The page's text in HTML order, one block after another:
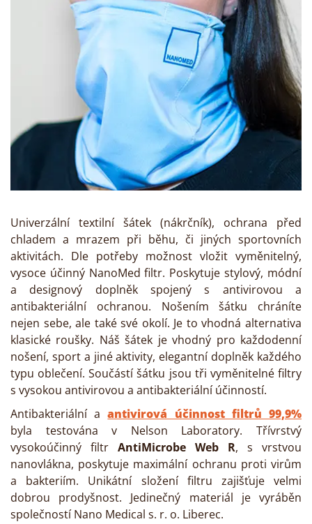
Univerzální textilní šátek (nákrčník), ochrana před
chladem a mrazem při běhu, či jiných sportovních
aktivitách. Dle potřeby možnost vložit vyměnitelný,
vysoce účinný NanoMed filtr. Poskytuje stylový, módní
a designový doplněk spojený s antivirovou a
antibakteriální ochranou. Nošením šátku chráníte
nejen sebe, ale také své okolí. Je to vhodná alternativa
klasické roušky. Náš šátek je vhodný pro každodenní
nošení, sport a jiné aktivity, elegantní doplněk každého
typu oblečení. Součástí šátku jsou tři vyměnitelné filtry
s vysokou antivirovou a antibakteriální účinností.
Antibakteriální aantivirová účinnost filtrů 99,9%
byla testována v Nelson Laboratory. Třívrstvý
vysokoúčinný filtr AntiMicrobe Web R, s vrstvou
nanovlákna, poskytuje maximální ochranu proti virům
a bakteriím. Unikátní složení filtru zajišťuje velmi
dobrou prodyšnost. Jedinečný materiál je vyráběn
společností Nano Medical s. r. o. Liberec.